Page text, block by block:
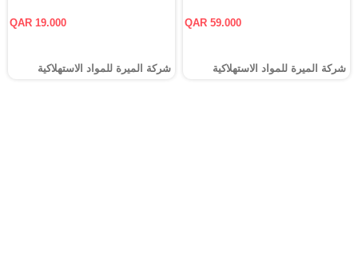
QAR 59.000
شركة الميرة للمواد الاستهلاكية
QAR 19.000
شركة الميرة للمواد الاستهلاكية